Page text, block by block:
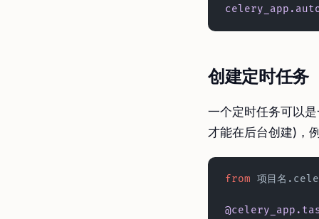
创建定时任务
一个定时任务可以
才能在后台创建)，
from 项目名